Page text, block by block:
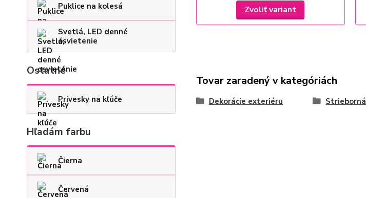
Puklice na kolesá
Svetlá, LED denné
osvietenie
Ostatné
Prívesky na kľúče
Hľadám farbu
Čierna
Červená
Zvoliť variant
Tovar zaradený v kategóriách
Dekorácie exteriéru Strieborná